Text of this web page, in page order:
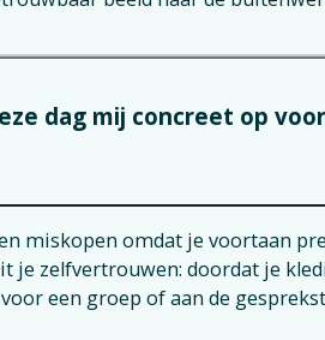
dag mij concreet op
miskopen omdat je voortaan
je zelfvertrouwen: doordat je
een groep of aan de